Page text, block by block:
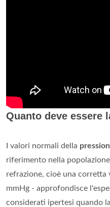
Quanto deve essere
I valori normali della
riferimento nella
refrazione, cioè una corretta
mmHg - approfondisce
considerati ipertesi quando la